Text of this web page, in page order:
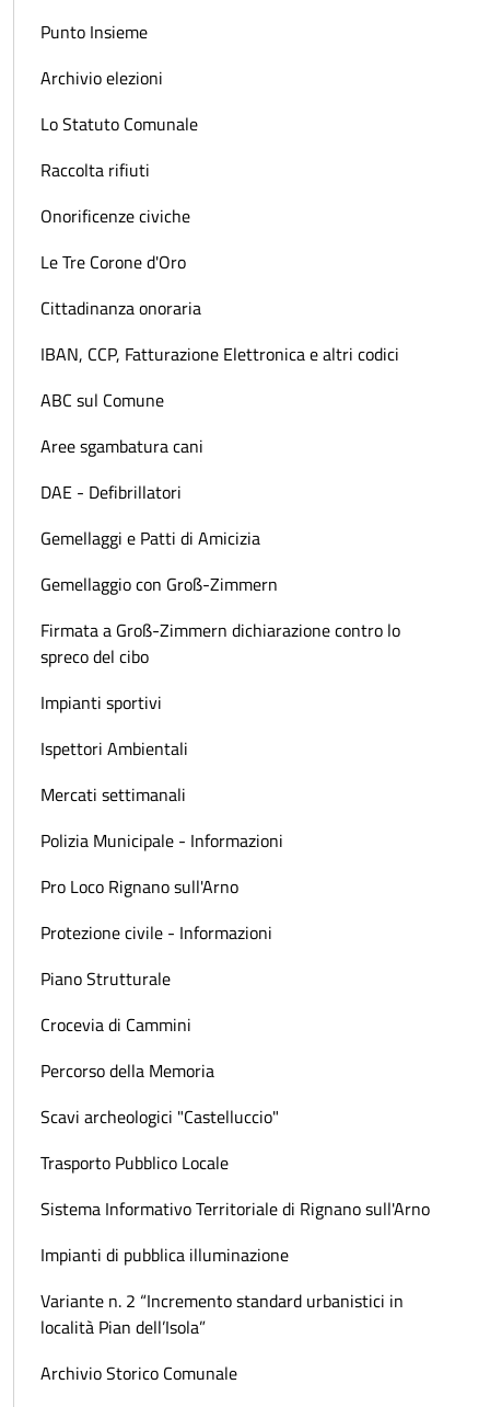
Punto Insieme
Archivio elezioni
Lo Statuto Comunale
Raccolta rifiuti
Onorificenze civiche
Le Tre Corone d'Oro
Cittadinanza onoraria
IBAN, CCP, Fatturazione Elettronica e altri codici
ABC sul Comune
Aree sgambatura cani
DAE - Defibrillatori
Gemellaggi e Patti di Amicizia
Gemellaggio con Groß-Zimmern
Firmata a Groß-Zimmern dichiarazione contro lo
spreco del cibo
Impianti sportivi
Ispettori Ambientali
Mercati settimanali
Polizia Municipale - Informazioni
Pro Loco Rignano sull'Arno
Protezione civile - Informazioni
Piano Strutturale
Crocevia di Cammini
Percorso della Memoria
Scavi archeologici "Castelluccio"
Trasporto Pubblico Locale
Sistema Informativo Territoriale di Rignano sull'Arno
Impianti di pubblica illuminazione
Variante n. 2 “Incremento standard urbanistici in
località Pian dell’Isola”
Archivio Storico Comunale